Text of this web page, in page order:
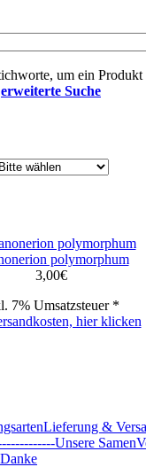
um ein Produkt
erweiterte Suche
polymorphum
3,00€
7% Umsatzsteuer *
hier klicken
Lieferung &
Unsere Samen
Danke